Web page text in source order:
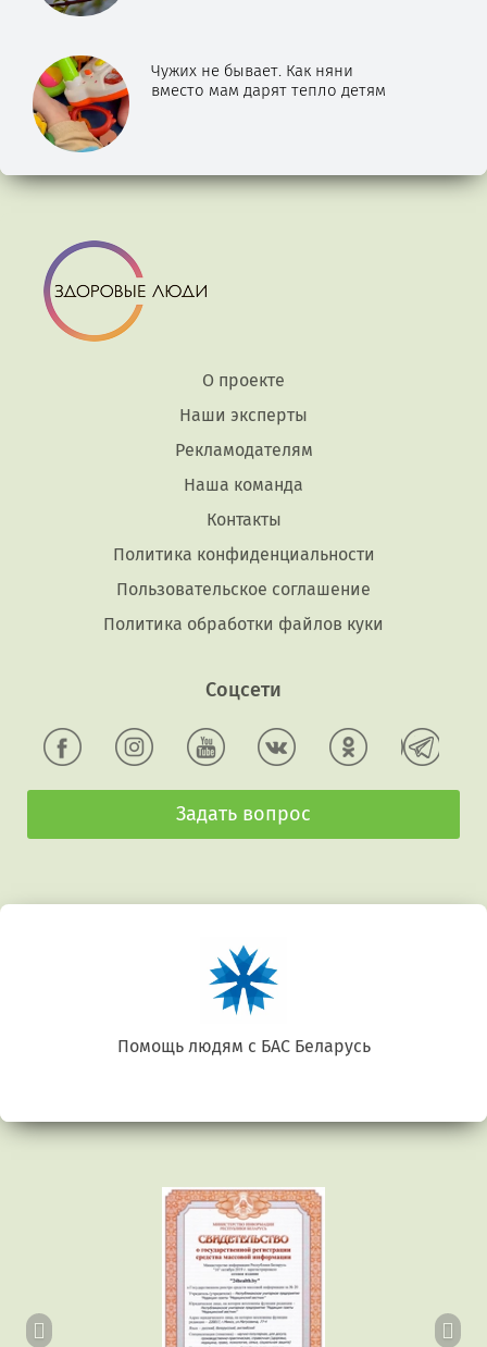
Чужих не бывает. Как няни
вместо мам дарят тепло детям
О проекте
Наши эксперты
Рекламодателям
Наша команда
Контакты
Политика конфиденциальности
Пользовательское соглашение
Политика обработки файлов куки
Соцсети
Задать вопрос
Беларусь. Gluten free
Предыдущий